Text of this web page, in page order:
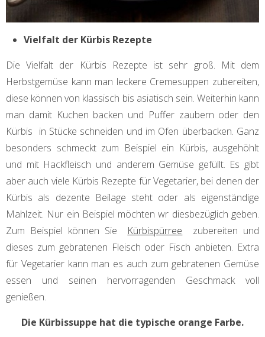
Vielfalt der Kürbis Rezepte
Die Vielfalt der Kürbis Rezepte ist sehr groß. Mit dem
Herbstgemüse kann man leckere Cremesuppen zubereiten,
diese können von klassisch bis asiatisch sein. Weiterhin kann
man damit Kuchen backen und Puffer zaubern oder den
Kürbis in Stücke schneiden und im Ofen überbacken. Ganz
besonders schmeckt zum Beispiel ein Kürbis, ausgehöhlt
und mit Hackfleisch und anderem Gemüse gefüllt. Es gibt
aber auch viele Kürbis Rezepte für Vegetarier, bei denen der
Kürbis als dezente Beilage steht oder als eigenständige
Mahlzeit. Nur ein Beispiel möchten wr diesbezüglich geben.
Zum Beispiel können Sie Kürbispürree zubereiten und
dieses zum gebratenen Fleisch oder Fisch anbieten. Extra
für Vegetarier kann man es auch zum gebratenen Gemüse
essen und seinen hervorragenden Geschmack voll
genießen.
Die Kürbissuppe hat die typische orange Farbe.